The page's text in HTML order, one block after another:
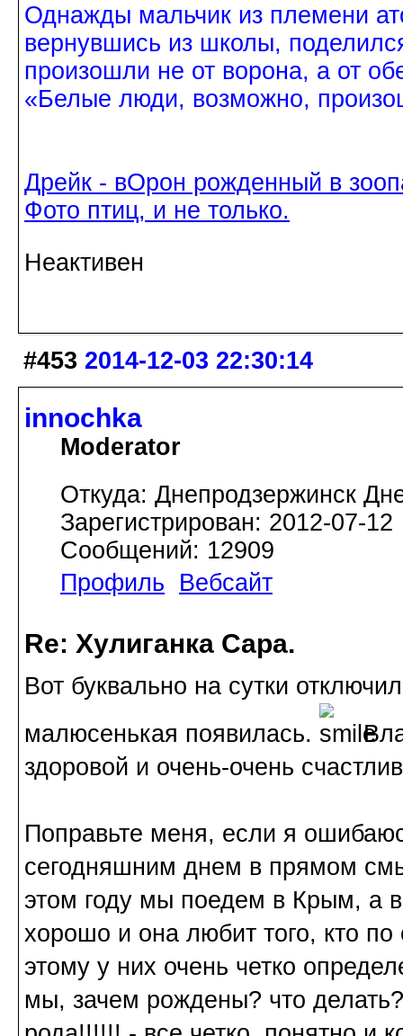
Однажды мальчик из племени
вернувшись из школы,
произошли не от ворона, а от
«Белые люди, возможно,
Дрейк - вОрон рожденный в
Фото птиц, и не только.
Неактивен
#453 2014-12-03 22:30:14
innochka
Moderator
Откуда: Днепродзержинск
Зарегистрирован: 2012-07-12
Сообщений: 12909
Профиль
Вебсайт
Re: Хулиганка Сара.
Вот буквально на сутки
малюсенькая появилась.
здоровой и очень-очень
Поправьте меня, если я
сегодняшним днем в прямом
этом году мы поедем в Крым, а
хорошо и она любит того, кто
этому у них очень четко
мы, зачем рождены? что